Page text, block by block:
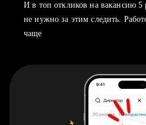
И в топ откликов на вакансию
не нужно за этим следить.
чаще